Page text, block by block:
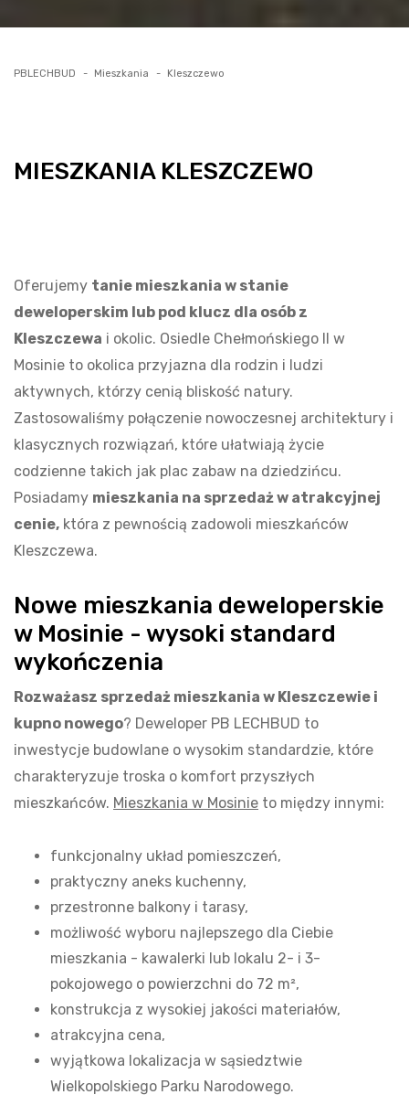
PBLECHBUD Mieszkania Kleszczewo
MIESZKANIA KLESZCZEWO
Oferujemy tanie mieszkania w stanie
deweloperskim lub pod klucz dla osób z
Kleszczewa i okolic. Osiedle Chełmońskiego II w
Mosinie to okolica przyjazna dla rodzin i ludzi
aktywnych, którzy cenią bliskość natury.
Zastosowaliśmy połączenie nowoczesnej architektury i
klasycznych rozwiązań, które ułatwiają życie
codzienne takich jak plac zabaw na dziedzińcu.
Posiadamy mieszkania na sprzedaż w atrakcyjnej
cenie, która z pewnością zadowoli mieszkańców
Kleszczewa.
Nowe mieszkania deweloperskie
w Mosinie - wysoki standard
wykończenia
Rozważasz sprzedaż mieszkania w Kleszczewie i
kupno nowego? Deweloper PB LECHBUD to
inwestycje budowlane o wysokim standardzie, które
charakteryzuje troska o komfort przyszłych
mieszkańców. Mieszkania w Mosinie to między innymi:
funkcjonalny układ pomieszczeń,
praktyczny aneks kuchenny,
przestronne balkony i tarasy,
możliwość wyboru najlepszego dla Ciebie
mieszkania - kawalerki lub lokalu 2- i 3-
pokojowego o powierzchni do 72 m²,
konstrukcja z wysokiej jakości materiałów,
atrakcyjna cena,
wyjątkowa lokalizacja w sąsiedztwie
Wielkopolskiego Parku Narodowego.